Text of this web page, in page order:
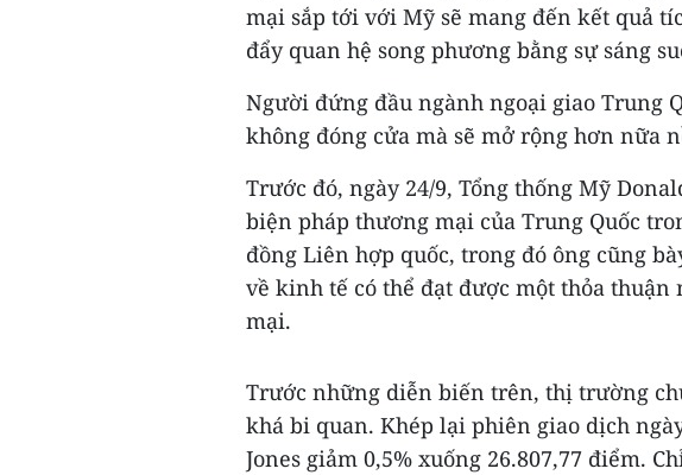
mại sắp tới với Mỹ sẽ mang đến kết quả
đẩy quan hệ song phương bằng sự sáng
Người đứng đầu ngành ngoại giao Trung
không đóng cửa mà sẽ mở rộng hơn nữa
Trước đó, ngày 24/9, Tổng thống Mỹ
biện pháp thương mại của Trung Quốc
đồng Liên hợp quốc, trong đó ông cũng
về kinh tế có thể đạt được một thỏa
mại.
Trước những diễn biến trên, thị trường
khá bi quan. Khép lại phiên giao dịch
Jones giảm 0,5% xuống 26.807,77 điểm.